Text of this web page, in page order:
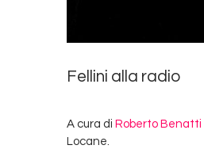
Fellini alla radio
A cura di Roberto Benatti
Locane.